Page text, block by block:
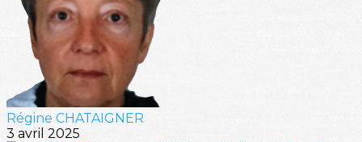
Régine CHATAIGNER
3 avril 2025